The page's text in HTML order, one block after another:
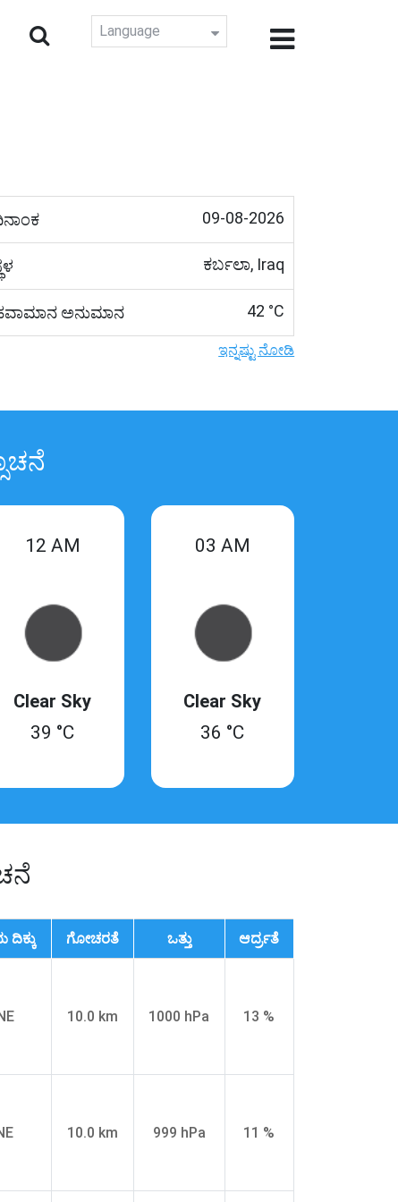
Language
09-08-2026
ಕರ್ಬಲಾ, Iraq
ಅನುಮಾನ 42 °C
ಇನ್ನಷ್ಟು ನೋಡಿ
12 AM
Clear Sky
39 °C
03 AM
Clear Sky
36 °C
ಗೋಚರತೆ ಒತ್ತು ಆರ್ದ್ರತೆ
10.0 km 1000 hPa 13 %
10.0 km 999 hPa 11 %